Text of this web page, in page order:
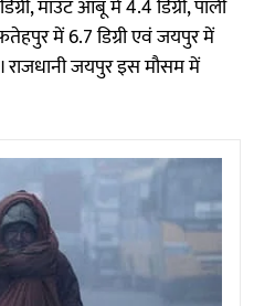
माउंट आबू में 4.4 डिग्री, पाली
फतेहपुर में 6.7 डिग्री एवं जयपुर में
राजधानी जयपुर इस मौसम में